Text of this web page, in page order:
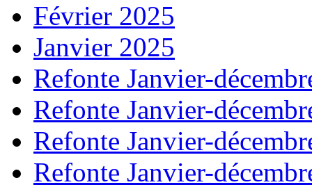
Février 2025
Janvier 2025
Refonte Janvier-
Refonte Janvier-
Refonte Janvier-
Refonte Janvier-